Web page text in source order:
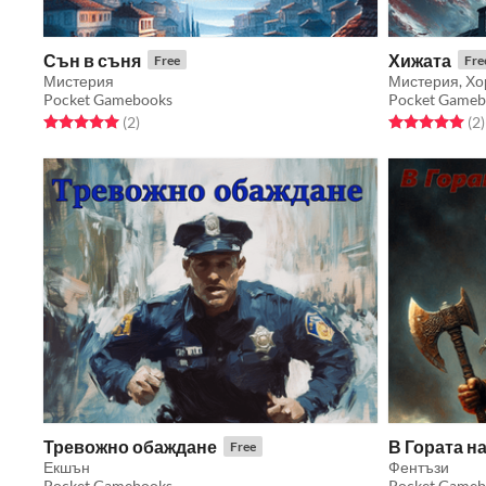
Сън в съня Free
Мистерия
Pocket Gamebooks
Rated 5.0 out of 5 stars
(2total ratings
)
Хижата
Мистерия,
Pocket
Rated 5.0 out(2)
Тревожно обаждане Free
Екшън
В Гората
Фентъзи